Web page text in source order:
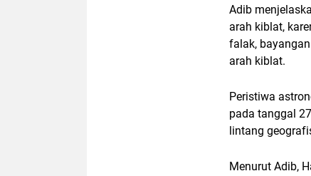
Adib
arah kiblat,
falak,
arah kiblat.
Peristiwa
pada tanggal
lintang
Menurut Adib,